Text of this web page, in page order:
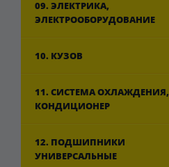
09. ЭЛЕКТРИКА,
ЭЛЕКТРООБОРУДОВАНИЕ
10. КУЗОВ
11. СИСТЕМА ОХЛАЖДЕНИЯ,
КОНДИЦИОНЕР
12. ПОДШИПНИКИ
УНИВЕРСАЛЬНЫЕ